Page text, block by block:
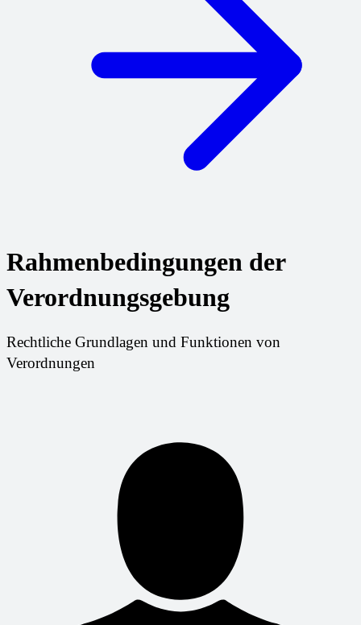
Rahmenbedingungen der
Verordnungsgebung
Rechtliche Grundlagen und Funktionen von
Verordnungen